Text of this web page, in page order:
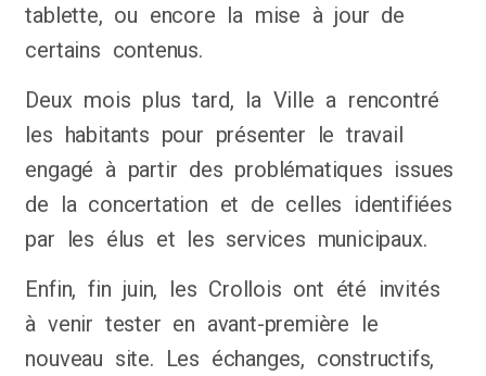
tablette, ou encore la mise à jour de
certains contenus.
Deux mois plus tard, la Ville a rencontré
les habitants pour présenter le travail
engagé à partir des problématiques issues
de la concertation et de celles identifiées
par les élus et les services municipaux.
Enfin, fin juin, les Crollois ont été invités
à venir tester en avant-première le
nouveau site. Les échanges, constructifs,